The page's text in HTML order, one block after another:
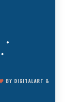
BY DIGITALART &